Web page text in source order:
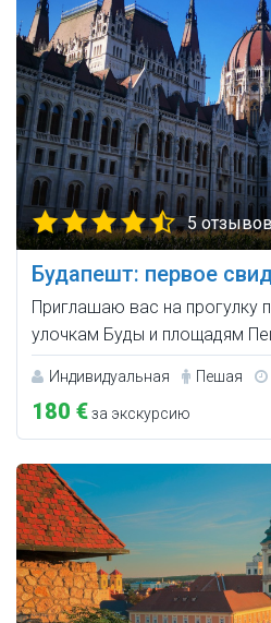
5 отзывов
Будапешт: первое
Приглашаю вас на прогулку
улочкам Буды и площадям
Индивидуальная Пешая
180 €за экскурсию